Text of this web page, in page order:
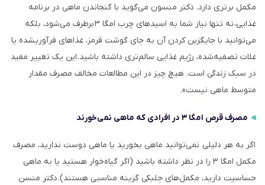
مکمل برتری دارد. دکتر منسون می‌گوید با گنجاندن ماهی در برنامه
غذایی، نه تنها نیاز شما به اسیدهای چرب امگا ۳ برطرف می‌شود، بلکه
می‌توانید با جایگزین کردن آن به جای گوشت قرمز، غذاهای فرآوریشده یا
غلات تصفیه‌شده، رژیم غذایی سالم‌تری داشته باشید. این یک تغییر مفید
در سبک زندگی است. هیچ چیز در این مطالعات مخالف مصرف مقدار
متوسط ماهی نیست».
مصرف قرص امگا ۳ در افرادی که ماهی نمی‌خورند
اگر به هر دلیلی نمی‌توانید ماهی بخورید یا ماهی دوست ندارید، مصرف
مکمل امگا ۳ را در نظر داشته باشید (اگر گیاه‌خوار هستید یا به ماهی
حساسیت دارید، مکمل‌های جلبکی گزینه مناسبی هستند). دکتر منسن